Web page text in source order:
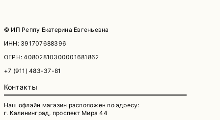
© ИП Реппу Екатерина Евгеньевна
ИНН: 391707688396
ОГРН: 40802810300001681862
+7 (911) 483-37-81
Контакты
Наш офлайн магазин расположен по адресу:
г. Калининград, проспект Мира 44